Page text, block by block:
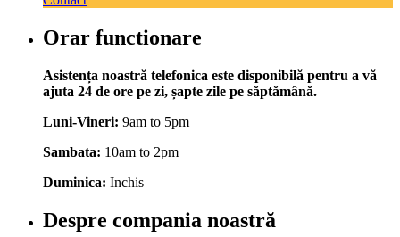
Orar functionare
Asistența noastră telefonica este disponibilă pentru a vă
ajuta 24 de ore pe zi, șapte zile pe săptămână.
Luni-Vineri: 9am to 5pm
Sambata: 10am to 2pm
Duminica: Inchis
Despre compania noastră